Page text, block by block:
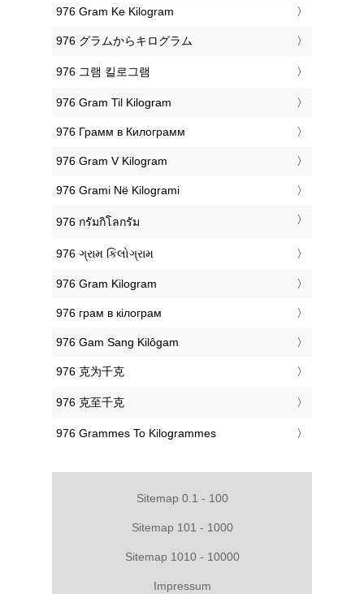
‎976 Gram Ke Kilogram
‎976 グラムからキログラム
‎976 그램 킬로그램
‎976 Gram Til Kilogram
‎976 Грамм в Килограмм
‎976 Gram V Kilogram
‎976 Grami Në Kilogrami
‎976 กรัมกิโลกรัม
‎976 ગ્રામ કિલોગ્રામ
‎976 Gram Kilogram
‎976 грам в кілограм
‎976 Gam Sang Kilôgam
‎976 克为千克
‎976 克至千克
‎976 Grammes To Kilogrammes
Sitemap 0.1 - 100
Sitemap 101 - 1000
Sitemap 1010 - 10000
Impressum